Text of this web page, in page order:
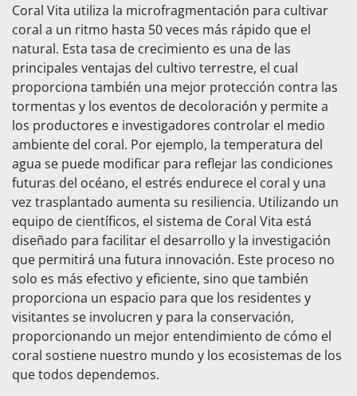
Coral Vita utiliza la microfragmentación para cultivar
coral a un ritmo hasta 50 veces más rápido que el
natural. Esta tasa de crecimiento es una de las
principales ventajas del cultivo terrestre, el cual
proporciona también una mejor protección contra las
tormentas y los eventos de decoloración y permite a
los productores e investigadores controlar el medio
ambiente del coral. Por ejemplo, la temperatura del
agua se puede modificar para reflejar las condiciones
futuras del océano, el estrés endurece el coral y una
vez trasplantado aumenta su resiliencia. Utilizando un
equipo de científicos, el sistema de Coral Vita está
diseñado para facilitar el desarrollo y la investigación
que permitirá una futura innovación. Este proceso no
solo es más efectivo y eficiente, sino que también
proporciona un espacio para que los residentes y
visitantes se involucren y para la conservación,
proporcionando un mejor entendimiento de cómo el
coral sostiene nuestro mundo y los ecosistemas de los
que todos dependemos.